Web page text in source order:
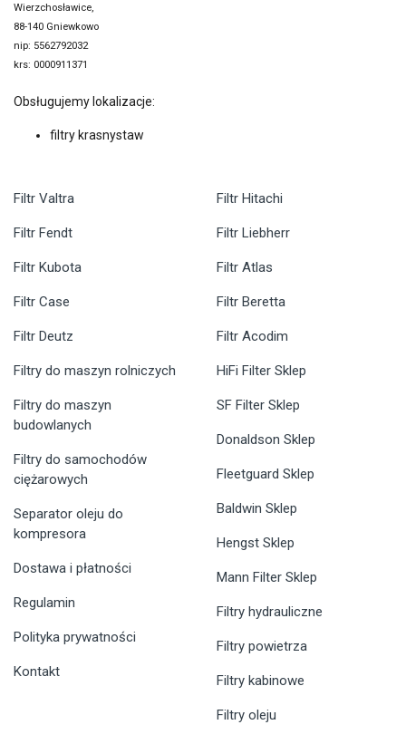
Wierzchosławice,
88-140 Gniewkowo
nip: 5562792032
krs: 0000911371
Obsługujemy lokalizacje:
filtry krasnystaw
Filtr Valtra
Filtr Fendt
Filtr Kubota
Filtr Case
Filtr Deutz
Filtr Hitachi
Filtr Liebherr
Filtr Atlas
Filtr Beretta
Filtr Acodim
Filtry do maszyn rolniczych
Filtry do maszyn
budowlanych
Filtry do samochodów
ciężarowych
Separator oleju do
kompresora
Dostawa i płatności
Regulamin
Polityka prywatności
Kontakt
HiFi Filter Sklep
SF Filter Sklep
Donaldson Sklep
Fleetguard Sklep
Baldwin Sklep
Hengst Sklep
Mann Filter Sklep
Filtry hydrauliczne
Filtry powietrza
Filtry kabinowe
Filtry oleju